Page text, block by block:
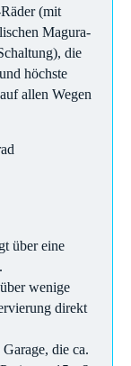
(mit
Magura-
die
höchste
allen Wegen
über eine
wenige
direkt
die ca.